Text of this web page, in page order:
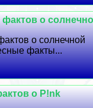
о
о солнечной
факты...
о P!nk